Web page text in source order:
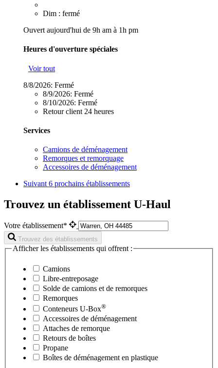
Dim : fermé
Ouvert aujourd'hui de 9h am à 1h pm
Heures d'ouverture spéciales
Voir tout
8/8/2026: Fermé
8/9/2026: Fermé
8/10/2026: Fermé
Retour client 24 heures
Services
Camions de déménagement
Remorques et remorquage
Accessoires de déménagement
Suivant 6 prochains établissements
Trouvez un établissement U-Haul
Votre établissement*
Trouvez des établissements
Afficher les établissements qui offrent :
Camions
Libre-entreposage
Solde de camions et de remorques
Remorques
Conteneurs U-Box®
Accessoires de déménagement
Attaches de remorque
Retours de boîtes
Propane
Boîtes de déménagement en plastique